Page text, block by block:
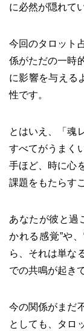
に必然が隠れて
今回のタロット
係がただの一時
に影響を与える
性です。
とはいえ、「魂
すべてがうまく
手ほど、時に心
課題をもたらす
あなたが彼と過
かれる感覚”や
ら、それは単な
での共鳴が起き
今の関係がまだ
としても、タロ